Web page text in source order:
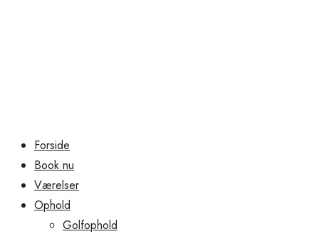
Forside
Book nu
Værelser
Ophold
Golfophold